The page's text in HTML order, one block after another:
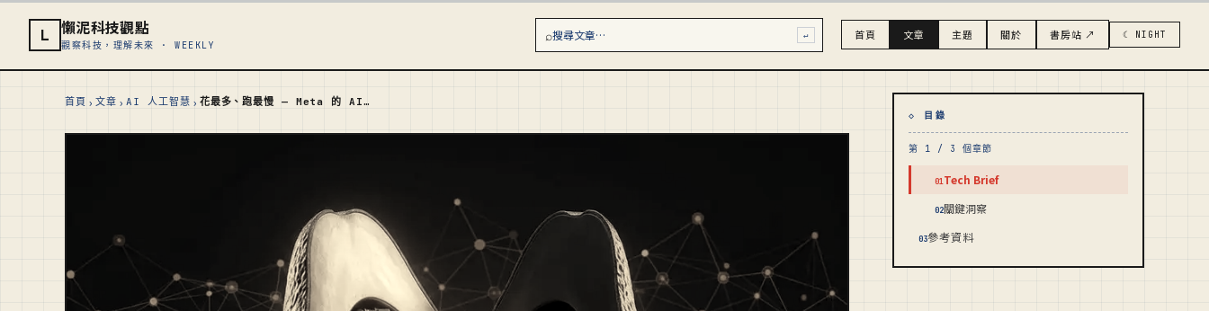
L 懶泥科技觀點
觀察科技，理解未來 · WEEKLY
⌕搜尋文章… ↵ 首頁 文章 主題 關於 書房站 ↗ ☾ NIGHT
首頁 › 文章 › AI 人工智慧 › 花最多、跑最慢 — Meta 的 AI 戰略悖論
◇ 目錄
第 1 / 3 個章節
01Tech Brief
02關鍵洞察
03參考資料